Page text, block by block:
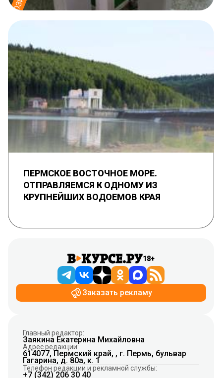
ПЕРМСКОЕ ВОСТОЧНОЕ МОРЕ.
ОТПРАВЛЯЕМСЯ К ОДНОМУ ИЗ
КРУПНЕЙШИХ ВОДОЕМОВ КРАЯ
18+
Заказать рекламу
Главный редактор:
Заякина Екатерина Михайловна
Адрес редакции:
614077, Пермский край, , г. Пермь, бульвар
Гагарина, д. 80а, к. 1
Телефон редакции и рекламной службы:
+7 (342) 206 30 40